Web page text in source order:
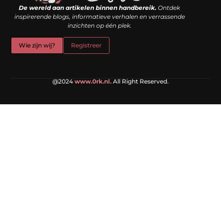
De wereld aan artikelen binnen handbereik. Ontdek
inspirerende blogs, informatieve verhalen en verrassende
inzichten op één plek.
Wie zijn wij? Registreer
@2024 www.0rk.nl. All Right Reserved.